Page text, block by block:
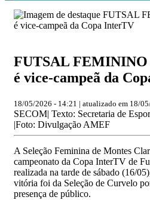
FUTSAL FEMININO
é vice-campeã da
18/05/2026 - 14:21 | atualizado em 18/
SECOM| Texto: Secretaria de
|Foto: Divulgação AMEF
A Seleção Feminina de Montes
campeonato da Copa InterTV de
realizada na tarde de sábado (16/
vitória foi da Seleção de Curvelo
presença de público.